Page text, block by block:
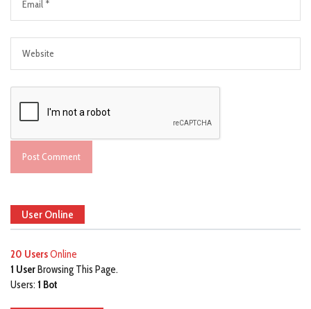
User Online
20 UsersOnline
1 UserBrowsing This Page.
Users: 1 Bot